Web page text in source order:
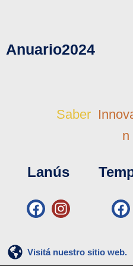
Anuario2024
Saber
n
Lanús
F
a
e
b
I
n
a
F
a
e
b
Visitá nuestro sitio web.